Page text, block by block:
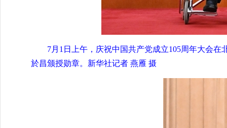
7月1日上午，庆祝中国共产党成立105周年大会
於昌颁授勋章。新华社记者 燕雁 摄